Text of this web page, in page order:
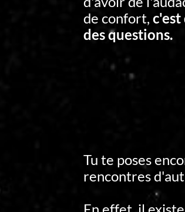
de confort, c'est
des questions.
Tu te poses
rencontres